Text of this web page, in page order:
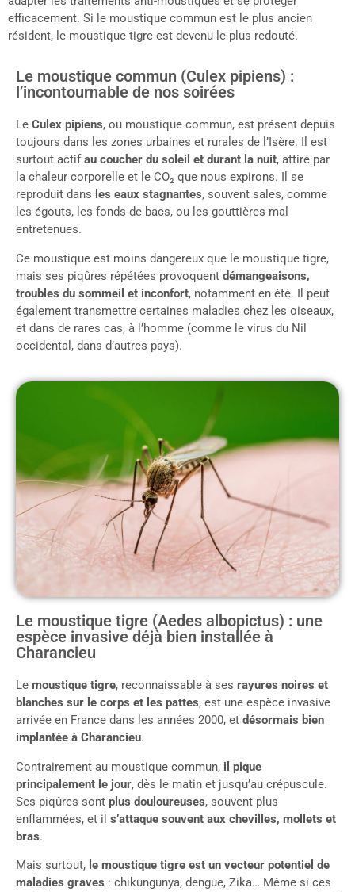
efficacement. Si le moustique commun est le plus ancien
résident, le moustique tigre est devenu le plus redouté.
Le moustique commun (Culex pipiens) :
l’incontournable de nos soirées
Le Culex pipiens, ou moustique commun, est présent depuis
toujours dans les zones urbaines et rurales de l’Isère. Il est
surtout actif au coucher du soleil et durant la nuit, attiré par
la chaleur corporelle et le CO₂ que nous expirons. Il se
reproduit dans les eaux stagnantes, souvent sales, comme
les égouts, les fonds de bacs, ou les gouttières mal
entretenues.
Ce moustique est moins dangereux que le moustique tigre,
mais ses piqûres répétées provoquent démangeaisons,
troubles du sommeil et inconfort, notamment en été. Il peut
également transmettre certaines maladies chez les oiseaux,
et dans de rares cas, à l’homme (comme le virus du Nil
occidental, dans d’autres pays).
Le moustique tigre (Aedes albopictus) : une
espèce invasive déjà bien installée à
Charancieu
Le moustique tigre, reconnaissable à ses rayures noires et
blanches sur le corps et les pattes, est une espèce invasive
arrivée en France dans les années 2000, et désormais bien
implantée à Charancieu.
Contrairement au moustique commun, il pique
principalement le jour, dès le matin et jusqu’au crépuscule.
Ses piqûres sont plus douloureuses, souvent plus
enflammées, et il s’attaque souvent aux chevilles, mollets et
bras.
Mais surtout, le moustique tigre est un vecteur potentiel de
maladies graves : chikungunya, dengue, Zika… Même si ces